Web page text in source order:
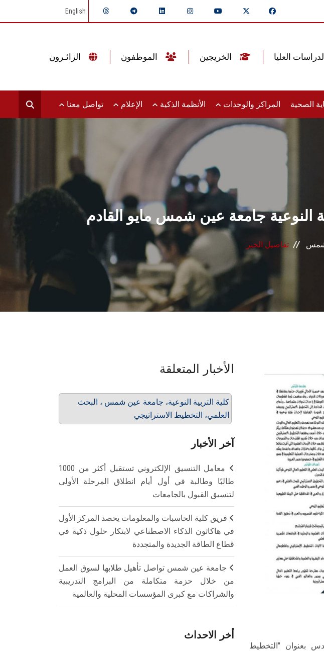
English
الصحية المراكز والوحدات الأنظمة الذكية الإعلام تواصل معنا
النوعية جامعة عين شمس مايو القادم
شمس تفاصيل الخبر
بعنوان "التخطيط
الأخبار المتعلقة
كلية التربية النوعية، جامعة عين شمس ، البحث
العلمي، التخطيط الاستراتيجي
آخر الأخبار
معامل التنسيق الإلكتروني تستقبل أكثر من 1000
طالبًا وطالبة في أول أيام انطلاق المرحلة الأولى
لتنسيق القبول بالجامعات
فريق كلية الحاسبات والمعلومات يحصد المركز الأول
في هاكاثون الذكاء الاصطناعي لابتكار حلول ذكية في
قطاع الطاقة الجديدة والمتجددة
جامعة عين شمس تواصل تأهيل طلابها لسوق العمل
من خلال حزمة متكاملة من البرامج التدريبية
والشراكات مع كبرى المؤسسات المحلية والعالمية
أخر الاحداث